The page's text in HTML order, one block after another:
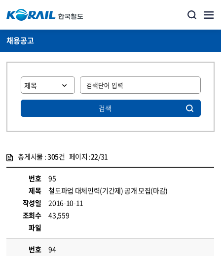
채용공고
검색
총게시물 :305건 페이지 :22/31
번호
95
제목
철도파업 대체인력(기간제) 공개 모집(마감)
작성일
2016-10-11
조회수
43,559
파일
번호
94